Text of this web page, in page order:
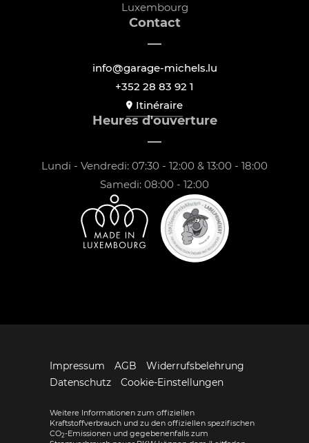
Luxembourg
Contact
info@garage-michels.lu
+352 28 83 92 1
Itinéraire
Heures d'ouverture
Lundi - Vendredi: 07:30 - 12:00 & 13:00 - 18:00
Samedi: 08:00 - 12:00
Impressum AGB
Widerrufsbelehrung
Datenschutz
Cookie-Einstellungen
Weitere Informationen zum offiziellen
Kraftstoffverbrauch und zu den offiziellen spezifischen
CO2-Emissionen und gegebenenfalls zum